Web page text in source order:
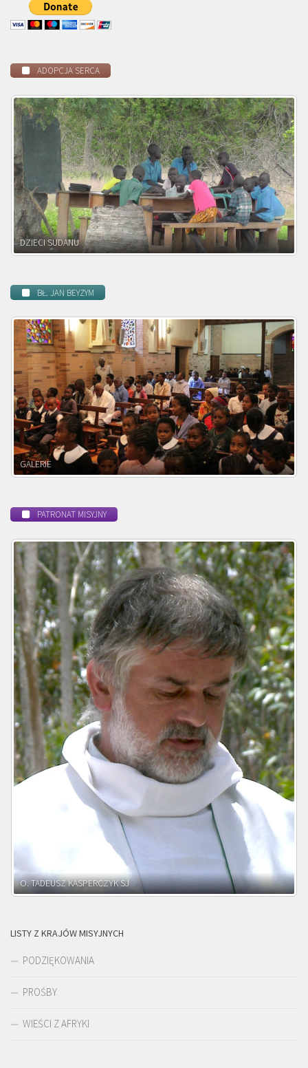
ADOPCJA SERCA
DZIECI ZAMBII
BŁ. JAN BEYZYM
POWOŁANIE MISYJNE
PATRONAT MISYJNY
O. ADNRZEJ LEŚNIARA SJ
LISTY Z KRAJÓW MISYJNYCH
PODZIĘKOWANIA
PROŚBY
WIEŚCI Z AFRYKI